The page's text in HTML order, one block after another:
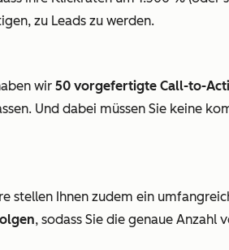
zu Leads zu werden.
wir 50 vorgefertigte Call-to-
Und dabei müssen Sie keine
stellen Ihnen zudem ein
, sodass Sie die genaue Anzahl